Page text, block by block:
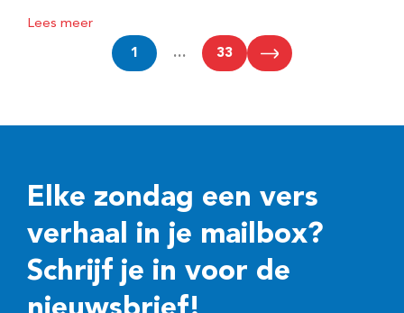
Lees meer
1 … 33
Elke zondag een vers
verhaal in je mailbox?
Schrijf je in voor de